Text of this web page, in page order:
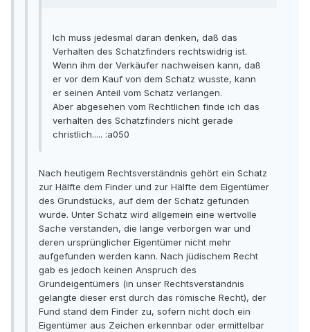
Ich muss jedesmal daran denken, daß das
Verhalten des Schatzfinders rechtswidrig ist.
Wenn ihm der Verkäufer nachweisen kann, daß
er vor dem Kauf von dem Schatz wusste, kann
er seinen Anteil vom Schatz verlangen.
Aber abgesehen vom Rechtlichen finde ich das
verhalten des Schatzfinders nicht gerade
christlich..... :a050
Nach heutigem Rechtsverständnis gehört ein Schatz
zur Hälfte dem Finder und zur Hälfte dem Eigentümer
des Grundstücks, auf dem der Schatz gefunden
wurde. Unter Schatz wird allgemein eine wertvolle
Sache verstanden, die lange verborgen war und
deren ursprünglicher Eigentümer nicht mehr
aufgefunden werden kann. Nach jüdischem Recht
gab es jedoch keinen Anspruch des
Grundeigentümers (in unser Rechtsverständnis
gelangte dieser erst durch das römische Recht), der
Fund stand dem Finder zu, sofern nicht doch ein
Eigentümer aus Zeichen erkennbar oder ermittelbar